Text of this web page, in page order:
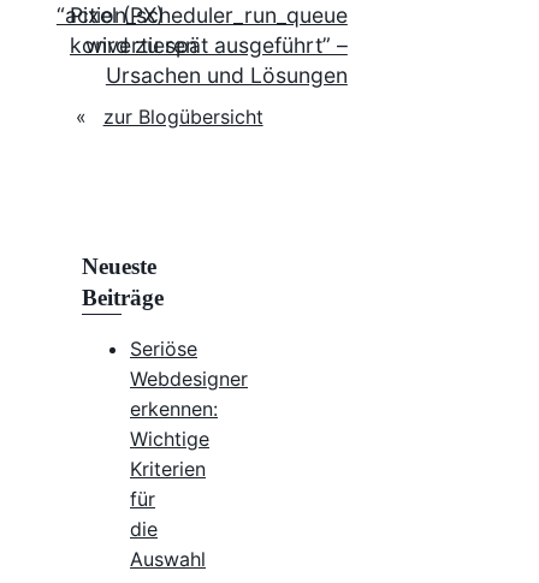
Pixel (PX)
konvertieren
“action_scheduler_run_queue
wird zu spät ausgeführt” –
Ursachen und Lösungen
« zur Blogübersicht
Neueste
Beiträge
Seriöse
Webdesigner
erkennen:
Wichtige
Kriterien
für
die
Auswahl